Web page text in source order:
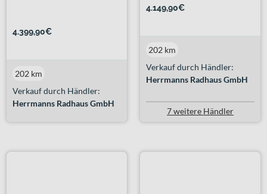
4.399,90€
Verkauf durch Händler:
Herrmanns Radhaus GmbH
202 km
4.149,90€
Verkauf durch Händler:
Herrmanns Radhaus GmbH
202 km
7 weitere Händler